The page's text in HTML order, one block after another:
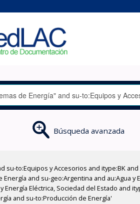
Búsqueda avanzada
to:Equipos y Accesorios and itype:BK and
and su-geo:Argentina and au:Agua y
Eléctrica, Sociedad del Estado and
and su-to:Producción de Energía'